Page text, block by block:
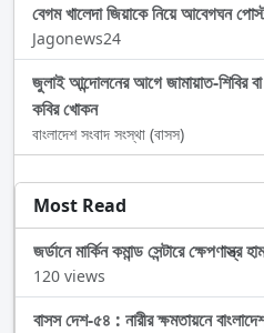
বেগম খালেদা জিয়াকে নিয়ে আবেগঘন
Jagonews24
জুলাই আন্দোলনের আগে জামায়াত-শিবির
কবির খোকন
বাংলাদেশ সংবাদ সংস্থা (বাসস)
Most Read
জর্ডানে মার্কিন কমান্ড সেন্টারে ক্ষেপণাস্ত্র
120 views
বাসস দেশ-৫৪ : নারীর ক্ষমতায়নে